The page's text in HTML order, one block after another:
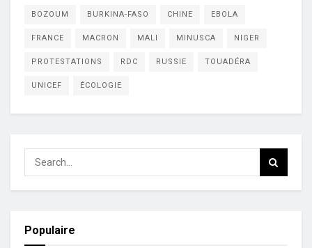
BOZOUM BURKINA-FASO CHINE EBOLA
FRANCE MACRON MALI MINUSCA NIGER
PROTESTATIONS RDC RUSSIE TOUADÉRA
UNICEF ÉCOLOGIE
Populaire